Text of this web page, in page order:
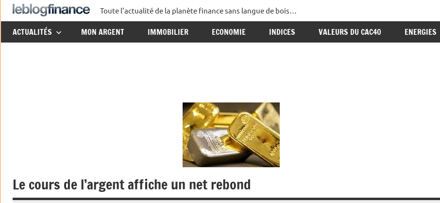
Aller
au
contenu
Le
Blog
Toute l'actualité de la planète finance sans langue de bois…
ACTUALITÉS MON ARGENT IMMOBILIER ECONOMIE INDICES VALEURS DU CAC40 ENERGIES
Le cours de l’argent affiche un net rebond